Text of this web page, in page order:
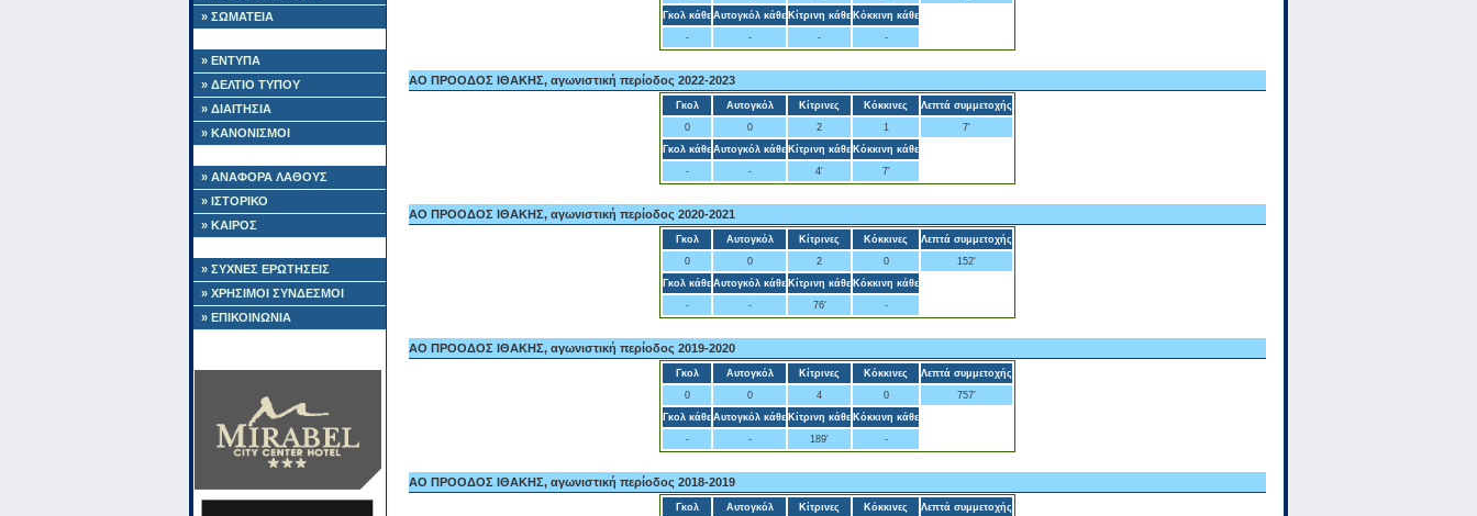
» ΣΩΜΑΤΕΙΑ
» ΕΝΤΥΠΑ
» ΔΕΛΤΙΟ ΤΥΠΟΥ
» ΔΙΑΙΤΗΣΙΑ
» ΚΑΝΟΝΙΣΜΟΙ
» ΑΝΑΦΟΡΑ ΛΑΘΟΥΣ
» ΙΣΤΟΡΙΚΟ
» ΚΑΙΡΟΣ
» ΣΥΧΝΕΣ ΕΡΩΤΗΣΕΙΣ
» ΧΡΗΣΙΜΟΙ ΣΥΝΔΕΣΜΟΙ
» ΕΠΙΚΟΙΝΩΝΙΑ
Γκολ κάθε Αυτογκόλ κάθε Κίτρινη κάθε Κόκκινη κάθε
-
- - -
ΑΟ ΠΡΟΟΔΟΣ ΙΘΑΚΗΣ, αγωνιστική περίοδος 2022-2023
Γκολ Αυτογκόλ Κίτρινες Κόκκινες
Λεπτά συμμετοχής
0
0 2 1
7'
Γκολ κάθε Αυτογκόλ κάθε Κίτρινη κάθε Κόκκινη κάθε
-
- 4' 7'
ΑΟ ΠΡΟΟΔΟΣ ΙΘΑΚΗΣ, αγωνιστική περίοδος 2020-2021
Γκολ Αυτογκόλ Κίτρινες Κόκκινες
Λεπτά συμμετοχής
0
0 2 0
152'
Γκολ κάθε Αυτογκόλ κάθε Κίτρινη κάθε Κόκκινη κάθε
-
- 76' -
ΑΟ ΠΡΟΟΔΟΣ ΙΘΑΚΗΣ, αγωνιστική περίοδος 2019-2020
Γκολ Αυτογκόλ Κίτρινες Κόκκινες
Λεπτά συμμετοχής
0
0 4 0
757'
Γκολ κάθε Αυτογκόλ κάθε Κίτρινη κάθε Κόκκινη κάθε
-
- 189' -
ΑΟ ΠΡΟΟΔΟΣ ΙΘΑΚΗΣ, αγωνιστική περίοδος 2018-2019
Γκολ Αυτογκόλ Κίτρινες Κόκκινες
Λεπτά συμμετοχής